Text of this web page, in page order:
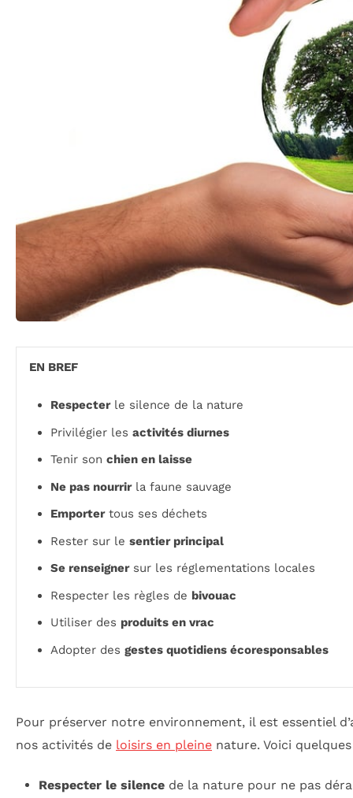
EN BREF
Respecterle silence de la nature
Privilégier les activités diurnes
Tenir son chien en laisse
Ne pas nourrirla faune sauvage
Emportertous ses déchets
Rester sur le sentier principal
Se renseignersur les réglementations locales
Respecter les règles de bivouac
Utiliser des produits en vrac
Adopter des gestes quotidiens écoresponsables
Pour préserver notre environnement, il est essentiel
nos activités de loisirs en pleine nature. Voici
Respecter le silencede la nature pour ne pas